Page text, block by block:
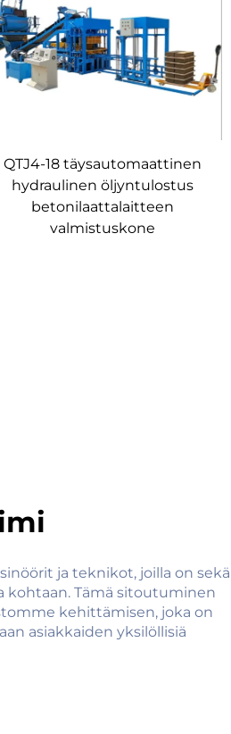
QTJ4-18 täysautomaattinen
hydraulinen öljyntulostus
betonilaattalaitteen
valmistuskone
ja teknikot, joilla on sekä
Tämä sitoutuminen
kehittämisen, joka on
asiakkaiden yksilöllisiä